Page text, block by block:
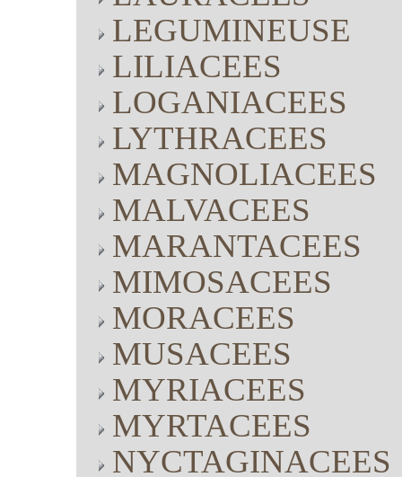
LEGUMINEUSE
LILIACEES
LOGANIACEES
LYTHRACEES
MAGNOLIACEES
MALVACEES
MARANTACEES
MIMOSACEES
MORACEES
MUSACEES
MYRIACEES
MYRTACEES
NYCTAGINACEES